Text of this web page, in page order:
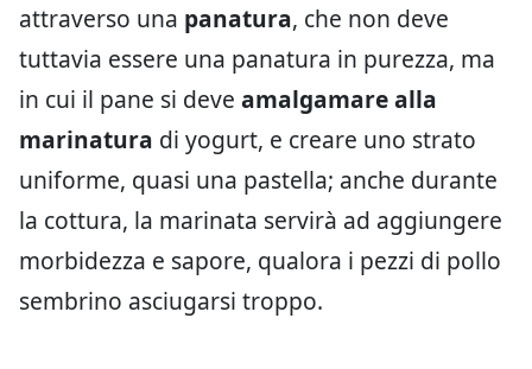
attraverso una panatura, che non deve
tuttavia essere una panatura in purezza, ma
in cui il pane si deve amalgamare alla
marinatura di yogurt, e creare uno strato
uniforme, quasi una pastella; anche durante
la cottura, la marinata servirà ad aggiungere
morbidezza e sapore, qualora i pezzi di pollo
sembrino asciugarsi troppo.